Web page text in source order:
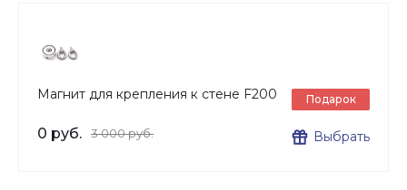
Магнит для крепления к стене F200
0 руб. 3 000 руб.
Подарок
Выбрать